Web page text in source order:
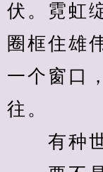
伏。霓虹
圈框住雄
一个窗口
往。
有种世